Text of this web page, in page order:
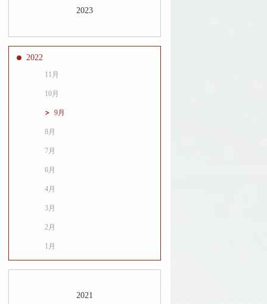
2023
2022
11月
10月
9月
8月
7月
6月
4月
3月
2月
1月
2021